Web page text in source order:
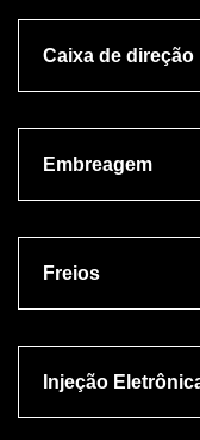
Caixa de direção
Embreagem
Freios
Injeção